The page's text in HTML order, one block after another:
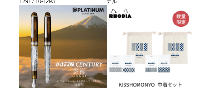
1291 / 10-1293
ナル